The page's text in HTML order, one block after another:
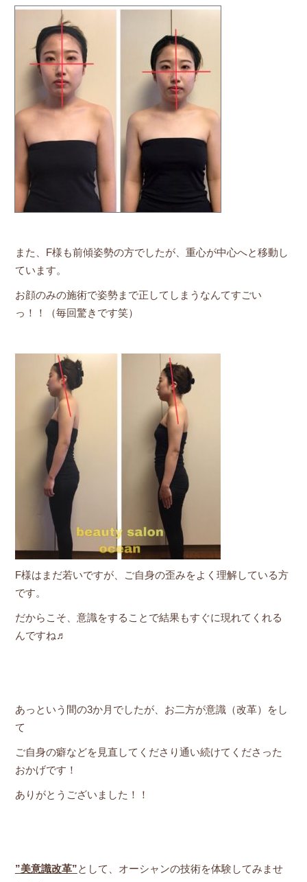
また、F様も前傾姿勢の方でしたが、重心が中心へと移動し
ています。
お顔のみの施術で姿勢まで正してしまうなんてすごい
っ！！（毎回驚きです笑）
F様はまだ若いですが、ご自身の歪みをよく理解している方
です。
だからこそ、意識をすることで結果もすぐに現れてくれる
んですね♬
あっという間の3か月でしたが、お二方が意識（改革）をし
て
ご自身の癖などを見直してくださり通い続けてくださった
おかげです！
ありがとうございました！！
”美意識改革”として、オーシャンの技術を体験してみませ